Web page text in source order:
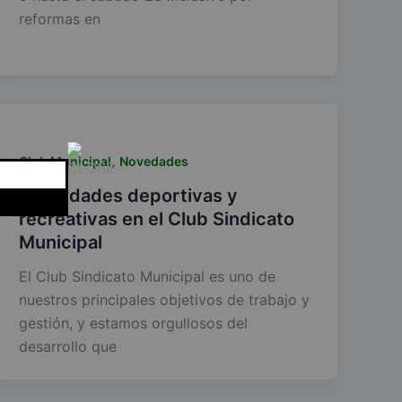
reformas en
Club Municipal, Novedades
Actividades deportivas y
recreativas en el Club Sindicato
Municipal
El Club Sindicato Municipal es uno de
nuestros principales objetivos de trabajo y
gestión, y estamos orgullosos del
desarrollo que